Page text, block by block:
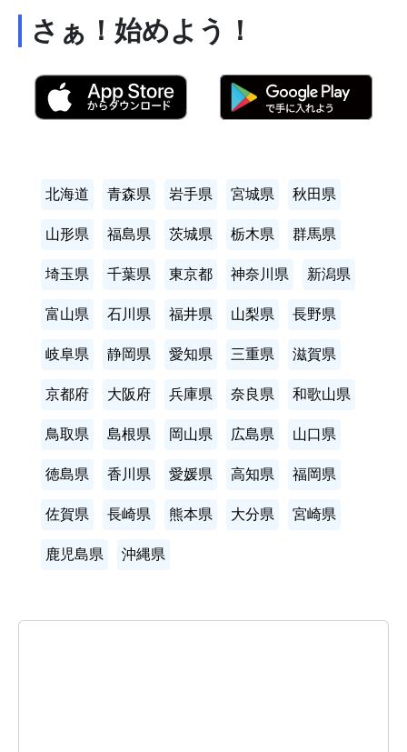
さぁ！始めよう！
北海道 青森県 岩手県 宮城県 秋田県
山形県 福島県 茨城県 栃木県 群馬県
埼玉県 千葉県 東京都 神奈川県 新潟県
富山県 石川県 福井県 山梨県 長野県
岐阜県 静岡県 愛知県 三重県 滋賀県
京都府 大阪府 兵庫県 奈良県 和歌山県
鳥取県 島根県 岡山県 広島県 山口県
徳島県 香川県 愛媛県 高知県 福岡県
佐賀県 長崎県 熊本県 大分県 宮崎県
鹿児島県 沖縄県